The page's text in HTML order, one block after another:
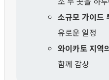
소규모 가이드
유로운 일정
와이카토 지역
함께 감상